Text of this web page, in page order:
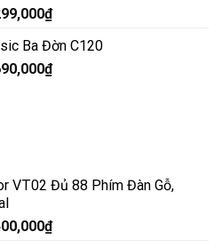
₫
Ba Đờn C120
₫
VT02 Đủ 88 Phím Đàn Gỗ,
₫